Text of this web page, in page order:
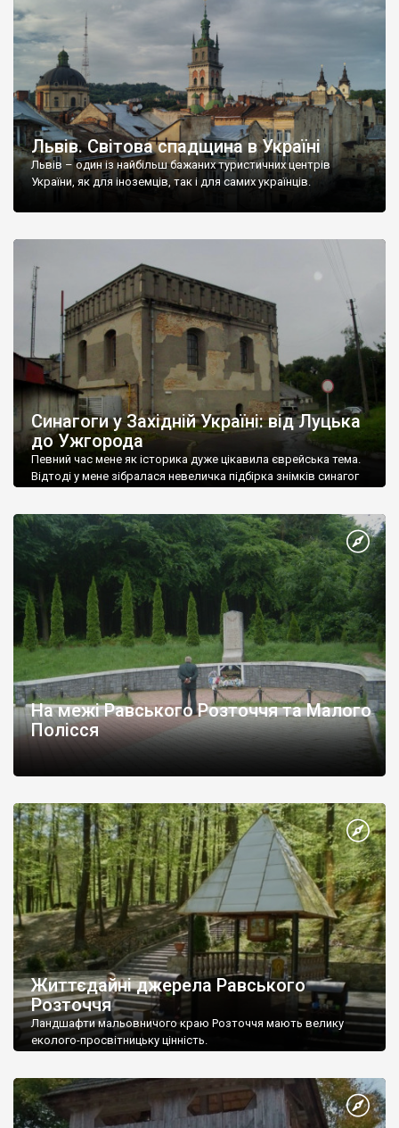
Львів. Світова спадщина в Україні
Львів – один із найбільш бажаних туристичних центрів
України, як для іноземців, так і для самих українців.
Синагоги у Західній Україні: від Луцька
до Ужгорода
Певний час мене як історика дуже цікавила єврейська тема.
Відтоді у мене зібралася невеличка підбірка знімків синагог
На межі Равського Розточчя та Малого
Полісся
Життєдайні джерела Равського
Розточчя
Ландшафти мальовничого краю Розточчя мають велику
еколого-просвітницьку цінність.